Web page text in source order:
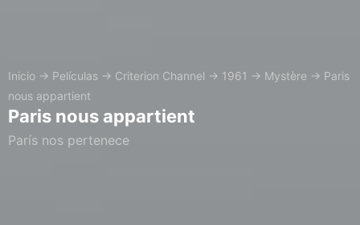
Inicio → Películas → Criterion Channel → 1961 → Mystère → Paris
nous appartient
Paris nous appartient
París nos pertenece